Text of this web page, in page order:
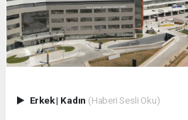
Erkek| Kadın (Haberi Sesli Oku)